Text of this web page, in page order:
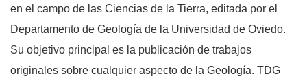
en el campo de las Ciencias de la Tierra, editada por el
Departamento de Geología de la Universidad de Oviedo.
Su objetivo principal es la publicación de trabajos
originales sobre cualquier aspecto de la Geología. TDG